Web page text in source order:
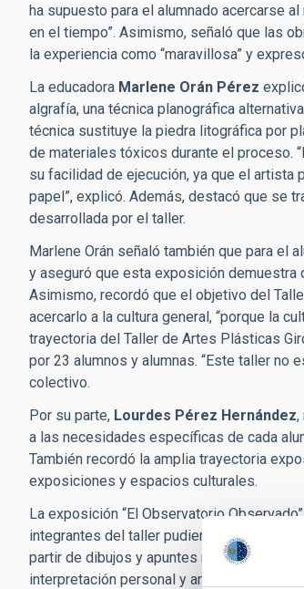
ha supuesto para el alumnado acercarse
en el tiempo”. Asimismo, señaló que las
la experiencia como “maravillosa” y
La educadora Marlene Orán Pérez
algrafía, una técnica planográfica
técnica sustituye la piedra litográfica por
de materiales tóxicos durante el proceso.
su facilidad de ejecución, ya que el artista
papel”, explicó. Además, destacó que se
desarrollada por el taller.
Marlene Orán señaló también que para el
y aseguró que esta exposición demuestra
Asimismo, recordó que el objetivo del
acercarlo a la cultura general, “porque la
trayectoria del Taller de Artes Plásticas
por 23 alumnos y alumnas. “Este taller no
colectivo.
Por su parte, Lourdes Pérez Hernández,
a las necesidades específicas de cada
También recordó la amplia trayectoria
exposiciones y espacios culturales.
La exposición “El Observatorio
integrantes del taller pudieron explorar
partir de dibujos y apuntes realizados
interpretación personal y artística de uno